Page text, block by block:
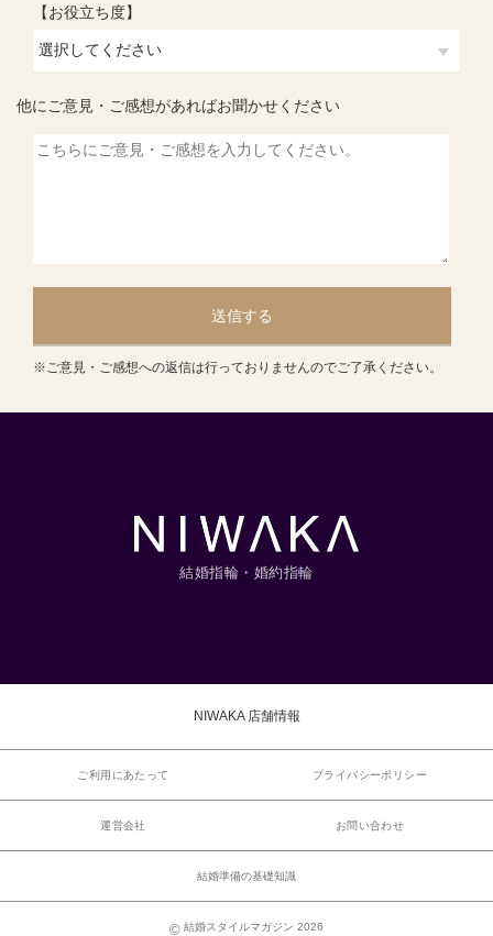
【お役立ち度】
他にご意見・ご感想があればお聞かせください
送信する
※ご意見・ご感想への返信は行っておりませんのでご了承ください。
結婚指輪・婚約指輪
NIWAKA 店舗情報
ご利用にあたって プライバシーポリシー
運営会社 お問い合わせ
結婚準備の基礎知識
© 結婚スタイルマガジン 2026